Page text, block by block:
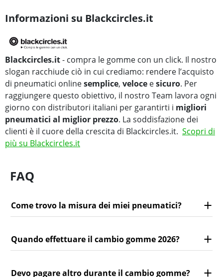
Informazioni su Blackcircles.it
Blackcircles.it- compra le gomme con un click. Il nostro
slogan racchiude ciò in cui crediamo: rendere l’acquisto
di pneumatici onlinesemplice, veloce esicuro. Per
raggiungere questo obiettivo, il nostro Team lavora ogni
giorno con distributori italiani per garantirti i migliori
pneumatici al miglior prezzo. La soddisfazione dei
clienti è il cuore della crescita di Blackcircles.it. Scopri di
più su Blackcircles.it
FAQ
Come trovo la misura dei miei pneumatici?
Quando effettuare il cambio gomme 2026?
Devo pagare altro durante il cambio gomme?